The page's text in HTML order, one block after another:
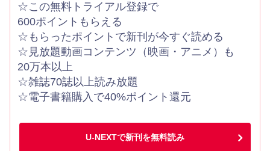
☆この無料トライアル登録で
600ポイントもらえる
☆もらったポイントで新刊が今すぐ読める
☆見放題動画コンテンツ（映画・アニメ）も
20万本以上
☆雑誌70誌以上読み放題
☆電子書籍購入で40%ポイント還元
U-NEXTで新刊を無料読み